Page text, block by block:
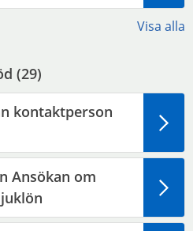
Visa alla
(29)
kontaktperson
Ansökan om